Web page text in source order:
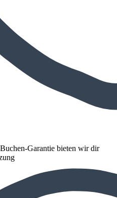
Garantie bieten wir dir